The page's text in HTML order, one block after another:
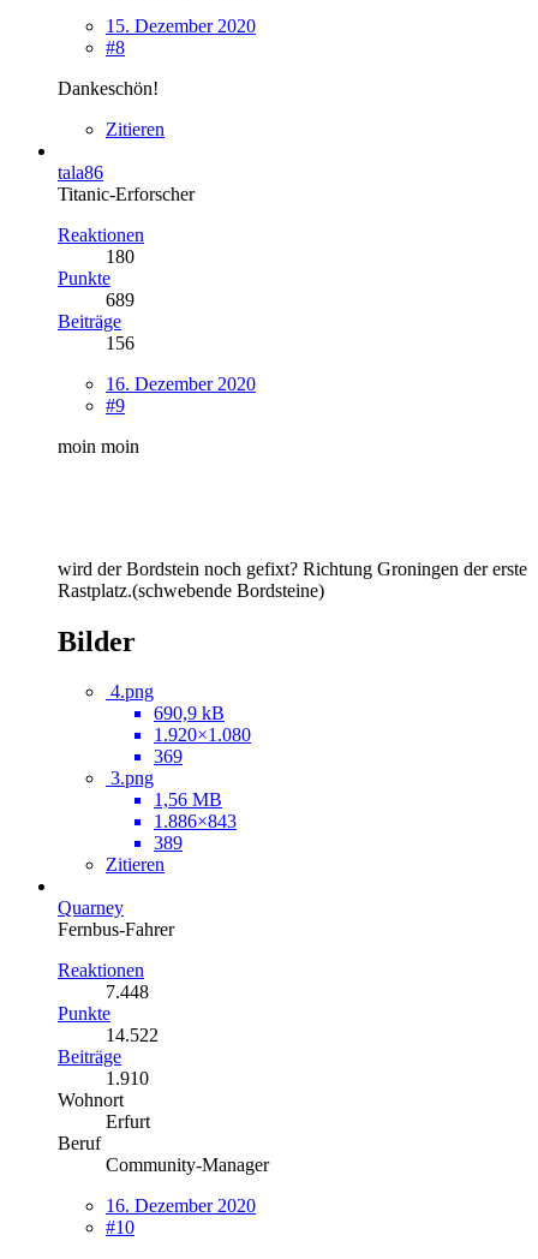
15. Dezember 2020
#8
Dankeschön!
Zitieren
tala86
Titanic-Erforscher
Reaktionen
180
Punkte
689
Beiträge
156
16. Dezember 2020
#9
moin moin
wird der Bordstein noch gefixt? Richtung Groningen der erste
Rastplatz.(schwebende Bordsteine)
Bilder
4.png
690,9 kB
1.920×1.080
369
3.png
1,56 MB
1.886×843
389
Zitieren
Quarney
Fernbus-Fahrer
Reaktionen
7.448
Punkte
14.522
Beiträge
1.910
Wohnort
Erfurt
Beruf
Community-Manager
16. Dezember 2020
#10